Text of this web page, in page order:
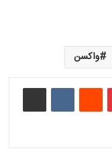
واکسن
‫پین‌ترست ‫رددیت